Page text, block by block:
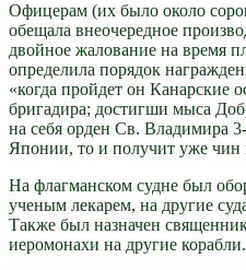
Офицерам (их было около
обещала внеочередное
двойное жалование на время
определила порядок
«когда пройдет он Канарские
бригадира; достигши мыса
на себя орден Св. Владимира
Японии, то и получит уже чин
На флагманском судне был
ученым лекарем, на другие
Также был назначен
иеромонахи на другие корабли.